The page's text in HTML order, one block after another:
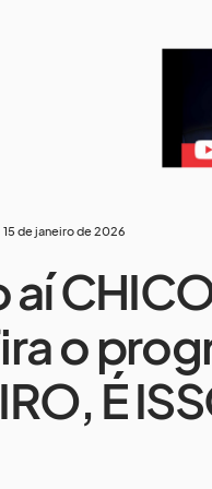
15 de janeiro de 2026
aí
o
É